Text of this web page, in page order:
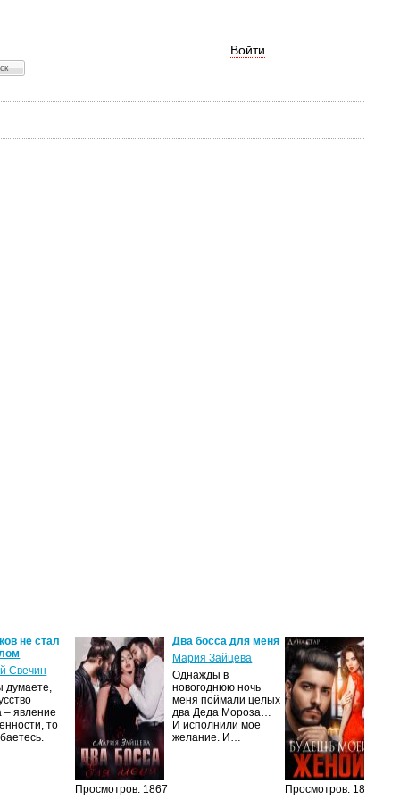
Войти
не стал
Свечин
думаете,
– явление
то
Просмотров: 1867
Два босса для меня
Мария Зайцева
Однажды в
новогоднюю ночь
меня поймали целых
два Деда Мороза…
И исполнили мое
желание. И…
Просмотров: 1809